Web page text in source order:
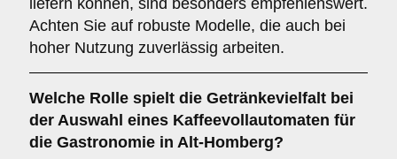
liefern können, sind besonders empfehlenswert.
Achten Sie auf robuste Modelle, die auch bei
hoher Nutzung zuverlässig arbeiten.
Welche Rolle spielt die Getränkevielfalt bei
der Auswahl eines Kaffeevollautomaten für
die Gastronomie in Alt-Homberg?